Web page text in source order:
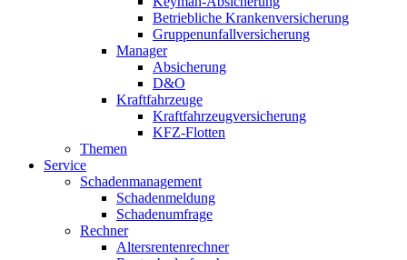
Betriebliche Krankenversicherung
Gruppenunfallversicherung
Manager
Absicherung
D&O
Kraftfahrzeuge
Kraftfahrzeugversicherung
KFZ-Flotten
Themen
Service
Schadenmanagement
Schadenmeldung
Schadenumfrage
Rechner
Altersrentenrechner